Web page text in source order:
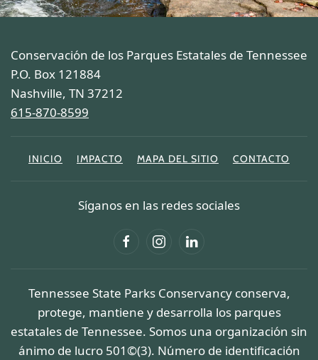
Conservación de los Parques Estatales de Tennessee
P.O. Box 121884
Nashville, TN 37212
615-870-8599
INICIO IMPACTO MAPA DEL SITIO CONTACTO
Síganos en las redes sociales
Tennessee State Parks Conservancy conserva,
protege, mantiene y desarrolla los parques
estatales de Tennessee. Somos una organización sin
ánimo de lucro 501©(3). Número de identificación